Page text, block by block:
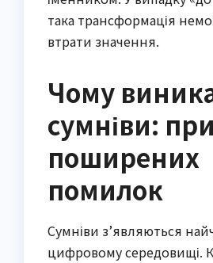
така трансформація
втрати значення.
Чому
сумніви:
поширених
помилок
Сумніви з’являються
цифровому середовищі.